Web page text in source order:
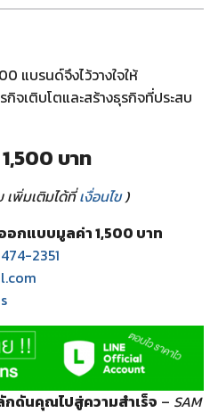
แบรนด์จึงไว้วางใจให้
จเติบโตและสร้างธุรกิจที่ประสบ
บาท
เพิ่มเติมได้ที่เงื่อนไข)
กแบบมูลค่า 1,500 บาท
2351
กดันคุณไปสู่ความสำเร็จ – SAM